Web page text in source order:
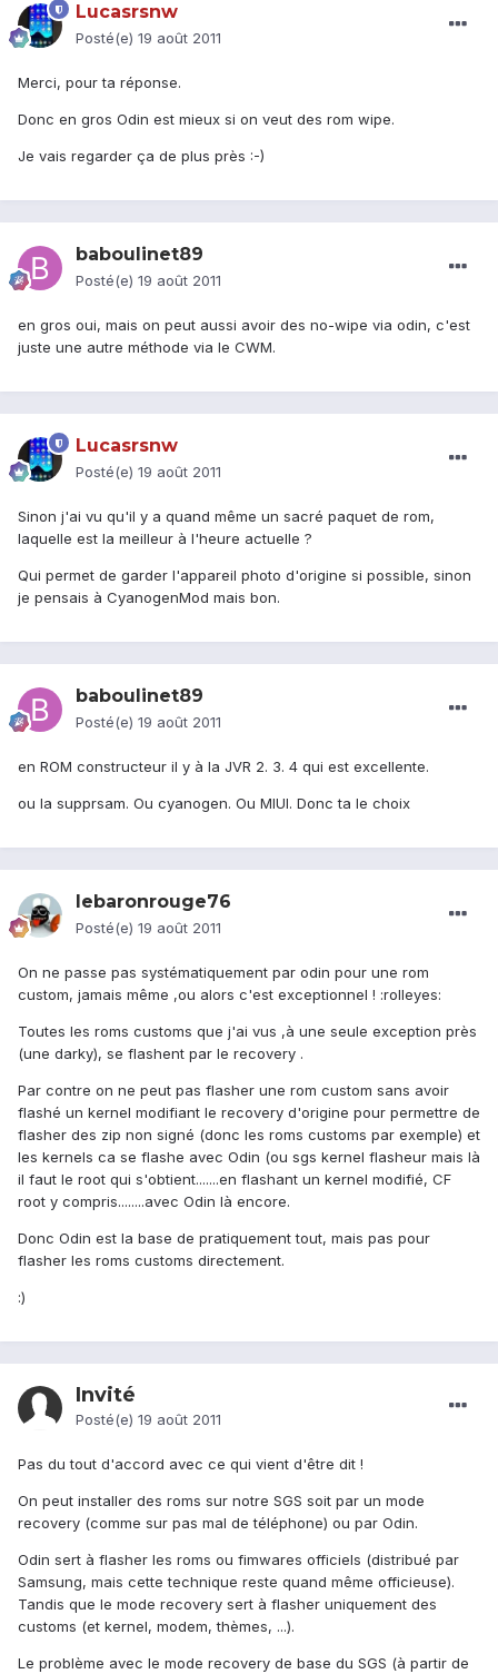
Lucasrsnw
Posté(e) 19 août 2011
Merci, pour ta réponse.
Donc en gros Odin est mieux si on veut des rom wipe.
Je vais regarder ça de plus près :-)
baboulinet89
Posté(e) 19 août 2011
en gros oui, mais on peut aussi avoir des no-wipe via odin, c'est
juste une autre méthode via le CWM.
Lucasrsnw
Posté(e) 19 août 2011
Sinon j'ai vu qu'il y a quand même un sacré paquet de rom,
laquelle est la meilleur à l'heure actuelle ?
Qui permet de garder l'appareil photo d'origine si possible, sinon
je pensais à CyanogenMod mais bon.
baboulinet89
Posté(e) 19 août 2011
en ROM constructeur il y à la JVR 2. 3. 4 qui est excellente.
ou la supprsam. Ou cyanogen. Ou MIUI. Donc ta le choix
lebaronrouge76
Posté(e) 19 août 2011
On ne passe pas systématiquement par odin pour une rom
custom, jamais même ,ou alors c'est exceptionnel ! :rolleyes:
Toutes les roms customs que j'ai vus ,à une seule exception près
(une darky), se flashent par le recovery .
Par contre on ne peut pas flasher une rom custom sans avoir
flashé un kernel modifiant le recovery d'origine pour permettre de
flasher des zip non signé (donc les roms customs par exemple) et
les kernels ca se flashe avec Odin (ou sgs kernel flasheur mais là
il faut le root qui s'obtient.......en flashant un kernel modifié, CF
root y compris........avec Odin là encore.
Donc Odin est la base de pratiquement tout, mais pas pour
flasher les roms customs directement.
:)
Invité
Posté(e) 19 août 2011
Pas du tout d'accord avec ce qui vient d'être dit !
On peut installer des roms sur notre SGS soit par un mode
recovery (comme sur pas mal de téléphone) ou par Odin.
Odin sert à flasher les roms ou fimwares officiels (distribué par
Samsung, mais cette technique reste quand même officieuse).
Tandis que le mode recovery sert à flasher uniquement des
customs (et kernel, modem, thèmes, ...).
Le problème avec le mode recovery de base du SGS (à partir de